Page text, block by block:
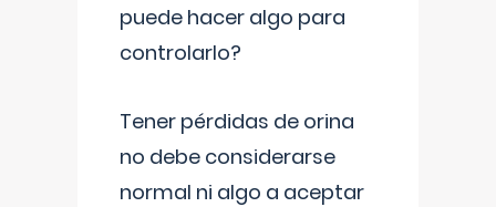
puede hacer algo para
controlarlo?
Tener pérdidas de orina
no debe considerarse
normal ni algo a aceptar